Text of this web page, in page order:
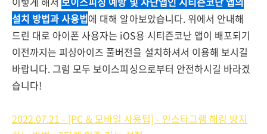
설치 방법과 사용법에 대해 알아보았습니다. 위에서 안내해
드린 대로 아이폰 사용자는 iOS용 시티즌코난 앱이 배포되기
이전까지는 피싱아이즈 풀버전을 설치하셔서 이용해 보시길
바랍니다. 그럼 모두 보이스피싱으로부터 안전하시길 바라겠
습니다!
2022.07.21 - [PC & 모바일 사용팁] - 인스타그램 해킹 방지